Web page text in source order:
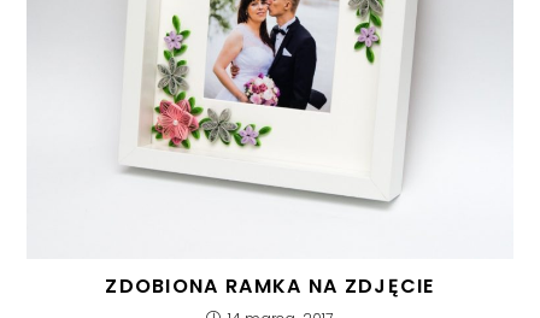
ZDOBIONA RAMKA NA ZDJĘCIE